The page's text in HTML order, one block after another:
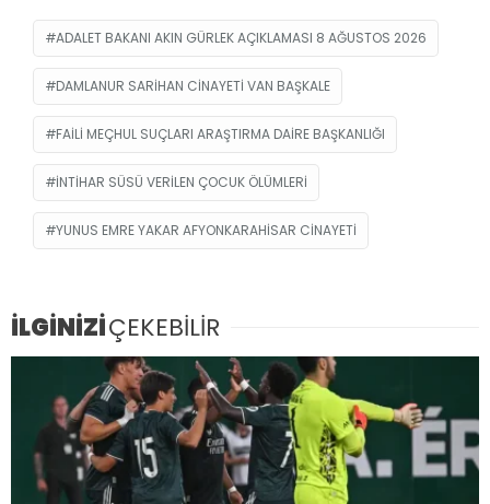
ADALET BAKANI AKIN GÜRLEK AÇIKLAMASI 8 AĞUSTOS 2026
DAMLANUR SARIHAN CINAYETI VAN BAŞKALE
FAILI MEÇHUL SUÇLARI ARAŞTIRMA DAIRE BAŞKANLIĞI
INTIHAR SÜSÜ VERILEN ÇOCUK ÖLÜMLERI
YUNUS EMRE YAKAR AFYONKARAHISAR CINAYETI
İLGİNİZİÇEKEBİLİR